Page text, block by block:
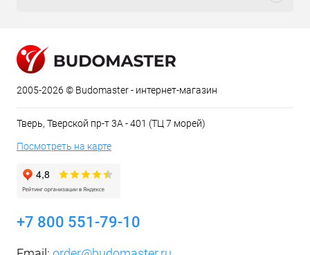
2005-2026 © Budomaster - интернет-магазин
Тверь, Тверской пр-т 3А - 401 (ТЦ 7 морей)
Посмотреть на карте
+7 800 551-79-10